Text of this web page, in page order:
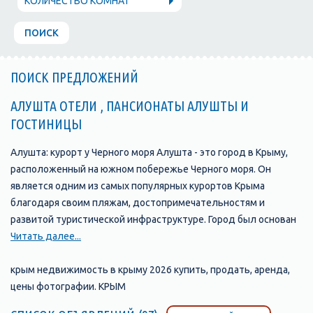
ПОИСК
ПОИСК ПРЕДЛОЖЕНИЙ
АЛУШТА ОТЕЛИ , ПАНСИОНАТЫ АЛУШТЫ И
ГОСТИНИЦЫ
Алушта: курорт у Черного моря Алушта - это город в Крыму,
расположенный на южном побережье Черного моря. Он
является одним из самых популярных курортов Крыма
благодаря своим пляжам, достопримечательностям и
развитой туристической инфраструктуре. Город был основан
в 1837 году и с тех пор стал одним из главных туристических
пансионатов, санаториев и гостевых домов, которые
предлагают своим гостям комфортабельные номера и
широкий выбор услуг. Одной из главных
Читать далее...
крым недвижимость в крыму 2026 купить, продать, аренда,
цены фотографии. КРЫМ